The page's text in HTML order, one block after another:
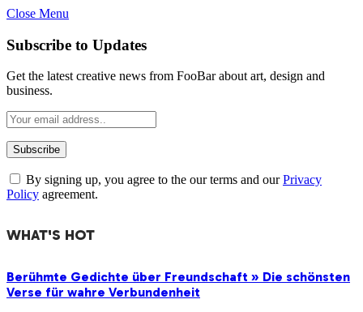
Close Menu
Subscribe to Updates
Get the latest creative news from FooBar about art, design and
business.
By signing up, you agree to the our terms and ourPrivacy
Policy agreement.
WHAT'S HOT
Berühmte Gedichte über Freundschaft » Die schönsten
Verse für wahre Verbundenheit